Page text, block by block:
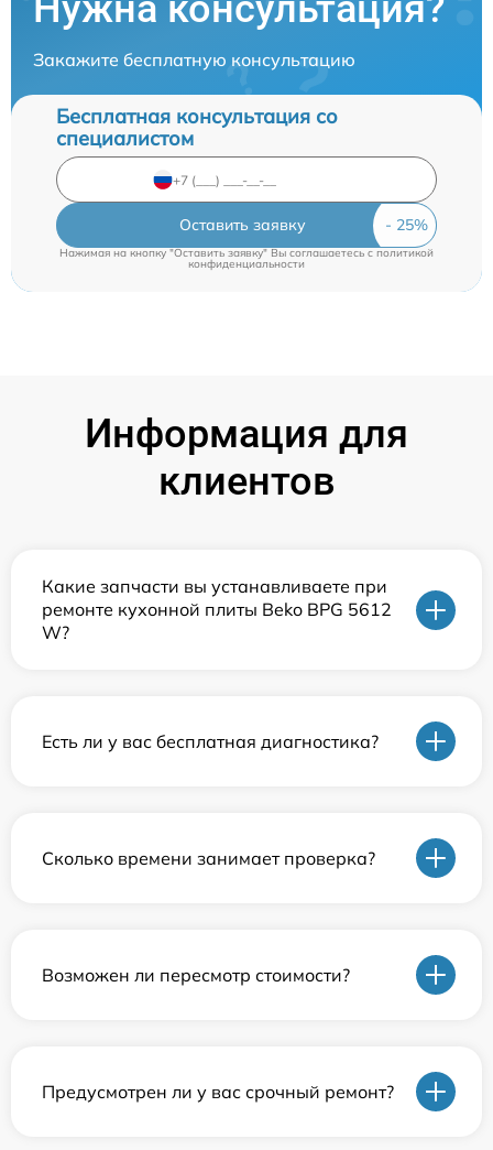
Закажите бесплатную консультацию
Бесплатная консультация со
специалистом
Оставить заявку
Нажимая на кнопку "Оставить заявку" Вы соглашаетесь c политикой
конфиденциальности
Информация для
клиентов
Какие запчасти вы устанавливаете при
ремонте кухонной плиты Beko BPG 5612
W?
Есть ли у вас бесплатная диагностика?
Сколько времени занимает проверка?
Возможен ли пересмотр стоимости?
Предусмотрен ли у вас срочный ремонт?